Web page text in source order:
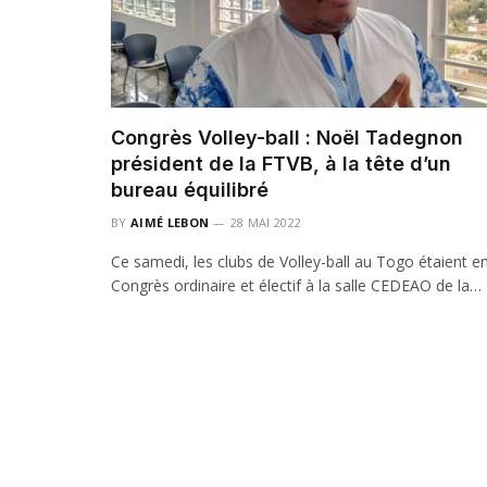
Congrès Volley-ball : Noël Tadegnon
président de la FTVB, à la tête d’un
bureau équilibré
BY AIMÉ LEBON 28 MAI 2022
Ce samedi, les clubs de Volley-ball au Togo étaient
Congrès ordinaire et électif à la salle CEDEAO de la…